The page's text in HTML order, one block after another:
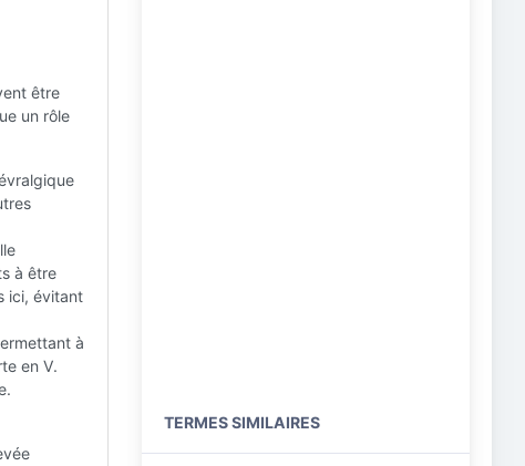
être
un rôle
à être
ici, évitant
à
en V.
TERMES SIMILAIRES